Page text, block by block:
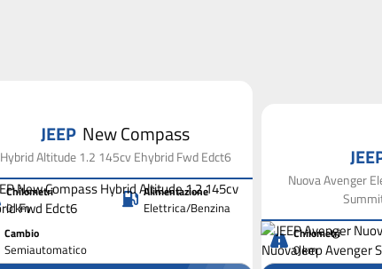
JEEP New Compass
Hybrid Altitude 1.2 145cv Ehybrid Fwd Edct6
Chilometri
0 km
Alimentazione
Elettrica/Benzina
Cambio
Semiautomatico
Nuova Avenger
Chilometri
0 km